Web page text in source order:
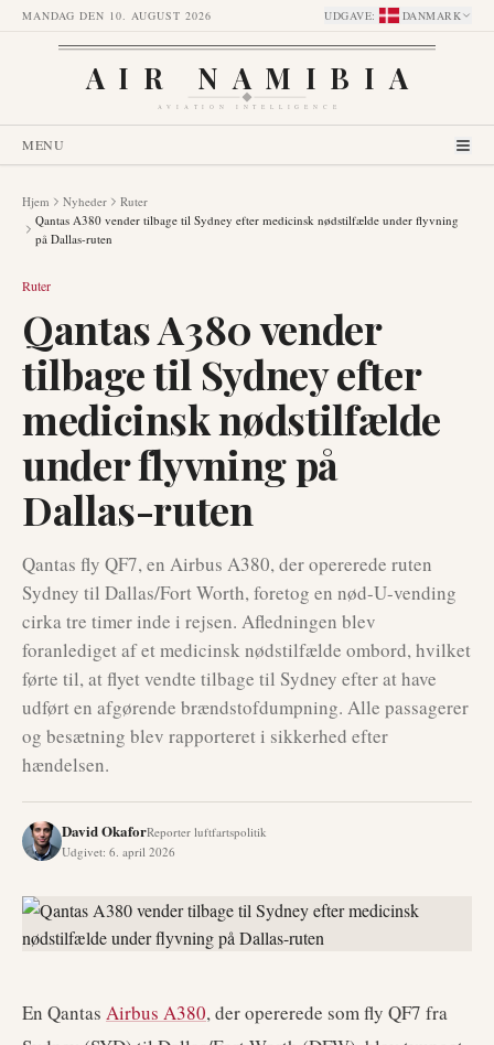
MANDAG DEN 10. AUGUST 2026 UDGAVE: DANMARK
AIR NAMIBIA
AVIATION INTELLIGENCE
MENU
Hjem Nyheder
Ruter
Qantas A380 vender tilbage til Sydney efter medicinsk nødstilfælde under flyvning
på Dallas-ruten
Ruter
Qantas A380 vender
tilbage til Sydney efter
medicinsk nødstilfælde
under flyvning på
Dallas-ruten
Qantas fly QF7, en Airbus A380, der opererede ruten
Sydney til Dallas/Fort Worth, foretog en nød-U-vending
cirka tre timer inde i rejsen. Afledningen blev
foranlediget af et medicinsk nødstilfælde ombord, hvilket
førte til, at flyet vendte tilbage til Sydney efter at have
udført en afgørende brændstofdumpning. Alle passagerer
og besætning blev rapporteret i sikkerhed efter
hændelsen.
David OkaforReporter luftfartspolitik
Udgivet: 6. april 2026
En Qantas Airbus A380, der opererede som fly QF7 fra